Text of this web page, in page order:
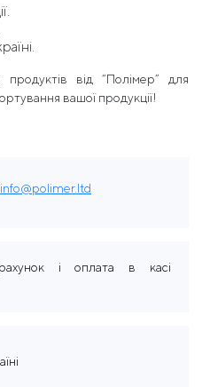
від “Полімер” для
вашої продукції!
info@polimer.ltd
і оплата в касі